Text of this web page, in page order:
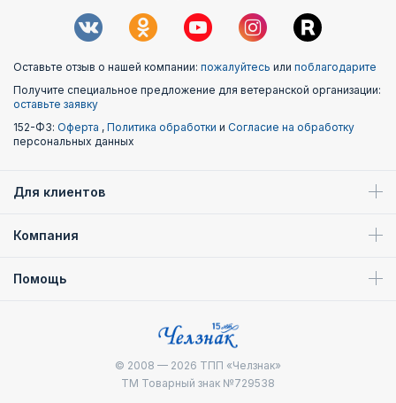
Оставьте отзыв о нашей компании: пожалуйтесь или поблагодарите
Получите специальное предложение для ветеранской организации:
оставьте заявку
152-ФЗ: Оферта , Политика обработки и Согласие на обработку
персональных данных
Для клиентов
Компания
Помощь
© 2008 — 2026 ТПП «Челзнак»
ТМ Товарный знак №729538